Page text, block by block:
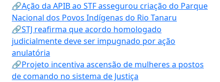
🔗Ação da APIB ao STF assegurou criação do Parque
Nacional dos Povos Indígenas do Rio Tanaru
🔗STJ reafirma que acordo homologado
judicialmente deve ser impugnado por ação
anulatória
🔗Projeto incentiva ascensão de mulheres a postos
de comando no sistema de Justiça